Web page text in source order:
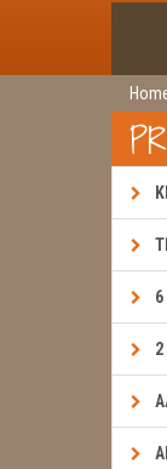
6
2